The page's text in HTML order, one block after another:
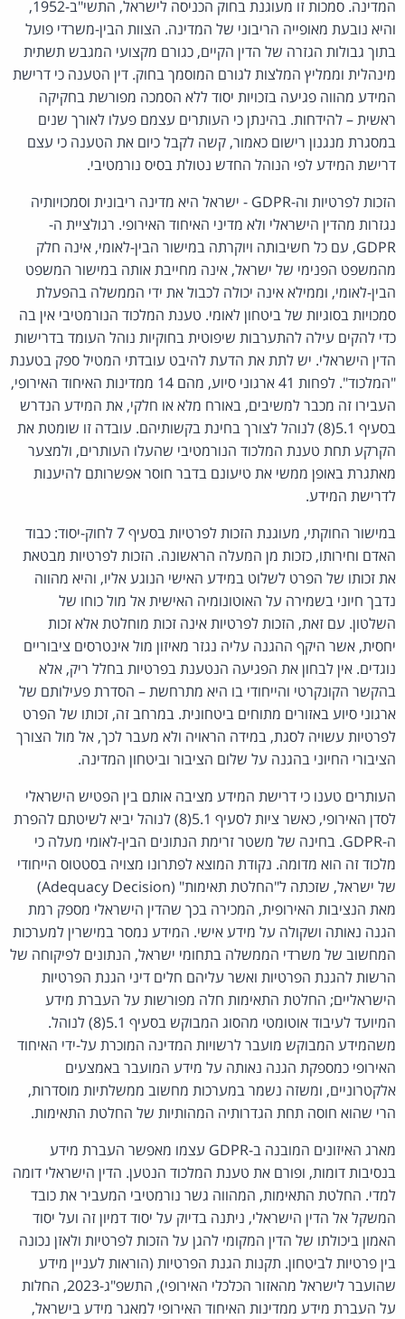
המדינה. סמכות זו מעוגנת בחוק הכניסה לישראל, התשי"ב-1952,
והיא נובעת מאופייה הריבוני של המדינה. הצוות הבין-משרדי פועל
בתוך גבולות הגזרה של הדין הקיים, כגורם מקצועי המגבש תשתית
מינהלית וממליץ המלצות לגורם המוסמך בחוק. דין הטענה כי דרישת
המידע מהווה פגיעה בזכויות יסוד ללא הסמכה מפורשת בחקיקה
ראשית – להידחות. בהינתן כי העותרים עצמם פעלו לאורך שנים
במסגרת מנגנון רישום כאמור, קשה לקבל כיום את הטענה כי עצם
דרישת המידע לפי הנוהל החדש נטולת בסיס נורמטיבי.
הזכות לפרטיות וה-GDPR - ישראל היא מדינה ריבונית וסמכויותיה
נגזרות מהדין הישראלי ולא מדיני האיחוד האירופי. רגולציית ה-
GDPR, עם כל חשיבותה ויוקרתה במישור הבין-לאומי, אינה חלק
מהמשפט הפנימי של ישראל, אינה מחייבת אותה במישור המשפט
הבין-לאומי, וממילא אינה יכולה לכבול את ידי הממשלה בהפעלת
סמכויות בסוגיות של ביטחון לאומי. טענת המלכוד הנורמטיבי אין בה
כדי להקים עילה להתערבות שיפוטית בחוקיות נוהל העומד בדרישות
הדין הישראלי. יש לתת את הדעת להיבט עובדתי המטיל ספק בטענת
"המלכוד". לפחות 41 ארגוני סיוע, מהם 14 ממדינות האיחוד האירופי,
העבירו זה מכבר למשיבים, באורח מלא או חלקי, את המידע הנדרש
בסעיף 5.1(8) לנוהל לצורך בחינת בקשותיהם. עובדה זו שומטת את
הקרקע תחת טענת המלכוד הנורמטיבי שהעלו העותרים, ולמצער
מאתגרת באופן ממשי את טיעונם בדבר חוסר אפשרותם להיענות
לדרישת המידע.
במישור החוקתי, מעוגנת הזכות לפרטיות בסעיף 7 לחוק-יסוד: כבוד
האדם וחירותו, כזכות מן המעלה הראשונה. הזכות לפרטיות מבטאת
את זכותו של הפרט לשלוט במידע האישי הנוגע אליו, והיא מהווה
נדבך חיוני בשמירה על האוטונומיה האישית אל מול כוחו של
השלטון. עם זאת, הזכות לפרטיות אינה זכות מוחלטת אלא זכות
יחסית, אשר היקף ההגנה עליה נגזר מאיזון מול אינטרסים ציבוריים
נוגדים. אין לבחון את הפגיעה הנטענת בפרטיות בחלל ריק, אלא
בהקשר הקונקרטי והייחודי בו היא מתרחשת – הסדרת פעילותם של
ארגוני סיוע באזורים מתוחים ביטחונית. במרחב זה, זכותו של הפרט
לפרטיות עשויה לסגת, במידה הראויה ולא מעבר לכך, אל מול הצורך
הציבורי החיוני בהגנה על שלום הציבור וביטחון המדינה.
העותרים טענו כי דרישת המידע מציבה אותם בין הפטיש הישראלי
לסדן האירופי, כאשר ציות לסעיף 5.1(8) לנוהל יביא לשיטתם להפרת
ה-GDPR. בחינה של משטר זרימת הנתונים הבין-לאומי מעלה כי
מלכוד זה הוא מדומה. נקודת המוצא לפתרונו מצויה בסטטוס הייחודי
של ישראל, שזכתה ל"החלטת תאימות" (Adequacy Decision)
מאת הנציבות האירופית, המכירה בכך שהדין הישראלי מספק רמת
הגנה נאותה ושקולה על מידע אישי. המידע נמסר במישרין למערכות
המחשוב של משרדי הממשלה בתחומי ישראל, הנתונים לפיקוחה של
הרשות להגנת הפרטיות ואשר עליהם חלים דיני הגנת הפרטיות
הישראליים; החלטת התאימות חלה מפורשות על העברת מידע
המיועד לעיבוד אוטומטי מהסוג המבוקש בסעיף 5.1(8) לנוהל.
משהמידע המבוקש מועבר לרשויות המדינה המוכרת על-ידי האיחוד
האירופי כמספקת הגנה נאותה על מידע המועבר באמצעים
אלקטרוניים, ומשזה נשמר במערכות מחשוב ממשלתיות מוסדרות,
הרי שהוא חוסה תחת הגדרותיה המהותיות של החלטת התאימות.
מארג האיזונים המובנה ב-GDPR עצמו מאפשר העברת מידע
בנסיבות דומות, ופורם את טענת המלכוד הנטען. הדין הישראלי דומה
למדי. החלטת התאימות, המהווה גשר נורמטיבי המעביר את כובד
המשקל אל הדין הישראלי, ניתנה בדיוק על יסוד דמיון זה ועל יסוד
האמון ביכולתו של הדין המקומי להגן על הזכות לפרטיות ולאזן נכונה
בין פרטיות לביטחון. תקנות הגנת הפרטיות (הוראות לעניין מידע
שהועבר לישראל מהאזור הכלכלי האירופי), התשפ"ג-2023, החלות
על העברת מידע ממדינות האיחוד האירופי למאגר מידע בישראל,